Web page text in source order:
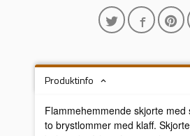
Produktinfo
Flammehemmende skjorte med
to brystlommer med klaff.